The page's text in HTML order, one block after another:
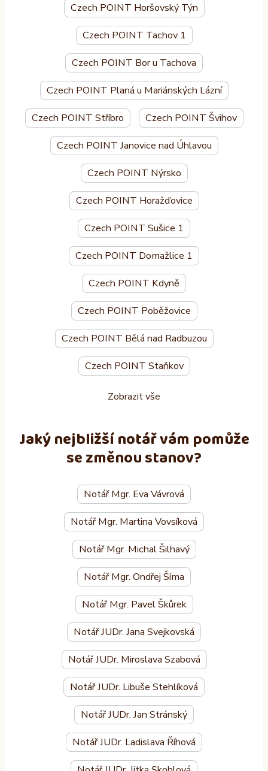
Czech POINT Horšovský Týn
Czech POINT Tachov 1
Czech POINT Bor u Tachova
Czech POINT Planá u Mariánských Lázní
Czech POINT Stříbro Czech POINT Švihov
Czech POINT Janovice nad Úhlavou
Czech POINT Nýrsko
Czech POINT Horažďovice
Czech POINT Sušice 1
Czech POINT Domažlice 1
Czech POINT Kdyně
Czech POINT Poběžovice
Czech POINT Bělá nad Radbuzou
Czech POINT Staňkov
Zobrazit vše
Jaký nejbližší notář vám pomůže
se změnou stanov?
Notář Mgr. Eva Vávrová
Notář Mgr. Martina Vovsíková
Notář Mgr. Michal Šilhavý
Notář Mgr. Ondřej Šíma
Notář Mgr. Pavel Škůrek
Notář JUDr. Jana Svejkovská
Notář JUDr. Miroslava Szabová
Notář JUDr. Libuše Stehlíková
Notář JUDr. Jan Stránský
Notář JUDr. Ladislava Říhová